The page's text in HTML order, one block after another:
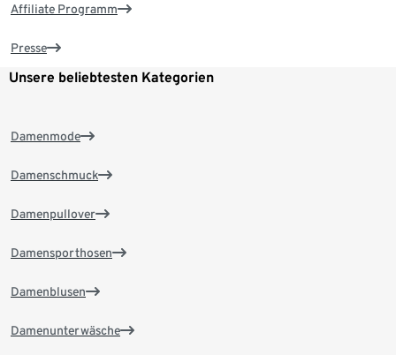
Affiliate Programm
Presse
Unsere beliebtesten Kategorien
Damenmode
Damenschmuck
Damenpullover
Damensporthosen
Damenblusen
Damenunterwäsche